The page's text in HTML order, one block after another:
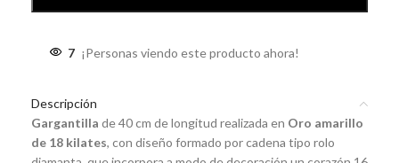
7 ¡Personas viendo este producto ahora!
Descripción
Gargantilla de 40 cm de longitud realizada en Oro amarillo
de 18 kilates, con diseño formado por cadena tipo rolo